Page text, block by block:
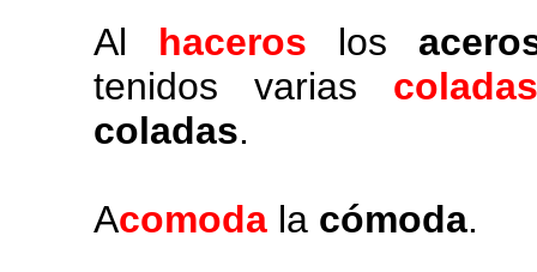
Al haceros los
tenidos varias coladas
coladas.
Acomoda la cómoda.